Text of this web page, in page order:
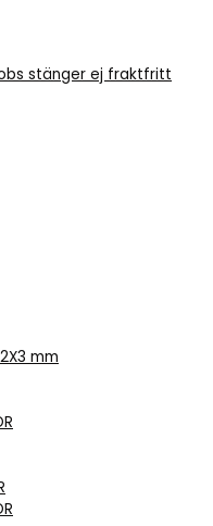
obs stänger ej fraktfritt
mm